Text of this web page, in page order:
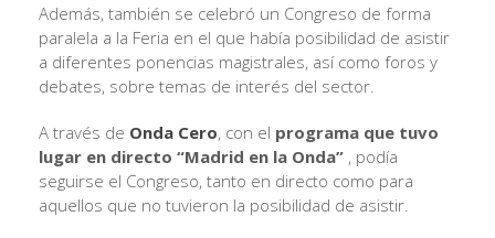
Además, también se celebró un Congreso de forma
paralela a la Feria en el que había posibilidad de asistir
a diferentes ponencias magistrales, así como foros y
debates, sobre temas de interés del sector.
A través de Onda Cero, con el programa que tuvo
lugar en directo “Madrid en la Onda” , podía
seguirse el Congreso, tanto en directo como para
aquellos que no tuvieron la posibilidad de asistir.